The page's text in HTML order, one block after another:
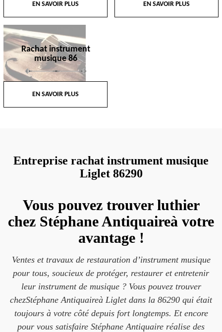
EN SAVOIR PLUS EN SAVOIR PLUS
Rachat instrument
musique 86
EN SAVOIR PLUS
Entreprise rachat instrument musique
Liglet 86290
Vous pouvez trouver luthier
chez Stéphane Antiquaireà votre
avantage !
Ventes et travaux de restauration d’instrument musique
pour tous, soucieux de protéger, restaurer et entretenir
leur instrument de musique ? Vous pouvez trouver
chezStéphane Antiquaireà Liglet dans la 86290 qui était
toujours à votre côté depuis fort longtemps. Et encore
pour vous satisfaire Stéphane Antiquaire réalise des